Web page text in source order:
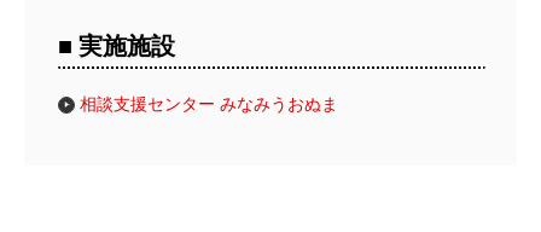
■ 実施施設
相談支援センター みなみうおぬま